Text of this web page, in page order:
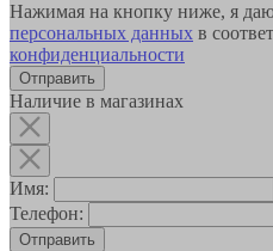
Нажимая на кнопку ниже, я
персональных данных в
конфиденциальности
Наличие в магазинах
Имя:
Телефон:
Отправить